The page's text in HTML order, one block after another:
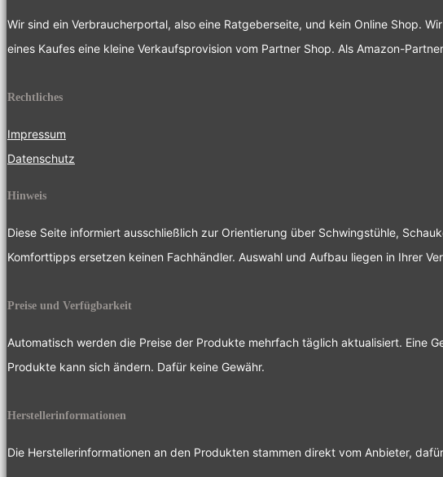
Wir sind ein Verbraucherportal, also eine Ratgeberseite, und kein Online Shop.
eines Kaufes eine kleine Verkaufsprovision vom Partner Shop. Als Amazon-
Rechtliches
Impressum
Datenschutz
Hinweis
Diese Seite informiert ausschließlich zur Orientierung über Schwingstühle,
Komforttipps ersetzen keinen Fachhändler. Auswahl und Aufbau liegen in Ihrer
Preise und Verfügbarkeit
Automatisch werden die Preise der Produkte mehrfach täglich aktualisiert. Eine
Produkte kann sich ändern. Dafür keine Gewähr.
Herstellerinformationen
Die Herstellerinformationen an den Produkten stammen direkt vom Anbieter,